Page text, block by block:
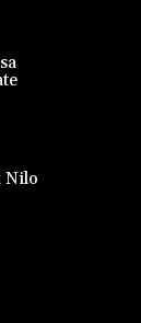
Nilo